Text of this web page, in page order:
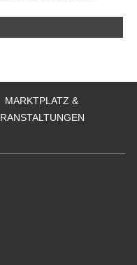
MARKTPLATZ &